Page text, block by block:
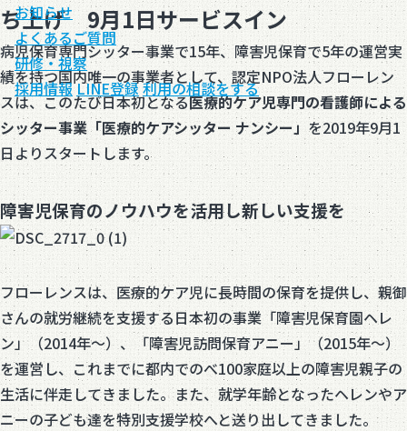
お知らせ
よくあるご質問
研修・視察
採用情報LINE登録利用の相談をする
ち上げ 9月1日サービスイン
病児保育専門シッター事業で15年、障害児保育で5年の運営実
績を持つ国内唯一の事業者として、認定NPO法人フローレン
スは、このたび日本初となる医療的ケア児専門の看護師による
シッター事業「医療的ケアシッター ナンシー」 を2019年9月1
日よりスタートします。
障害児保育のノウハウを活用し新しい支援を
フローレンスは、医療的ケア児に長時間の保育を提供し、親御
さんの就労継続を支援する日本初の事業「障害児保育園ヘレ
ン」（2014年～）、「障害児訪問保育アニー」（2015年～）
を運営し、これまでに都内でのべ100家庭以上の障害児親子の
生活に伴走してきました。また、就学年齢となったヘレンやア
ニーの子ども達を特別支援学校へと送り出してきました。